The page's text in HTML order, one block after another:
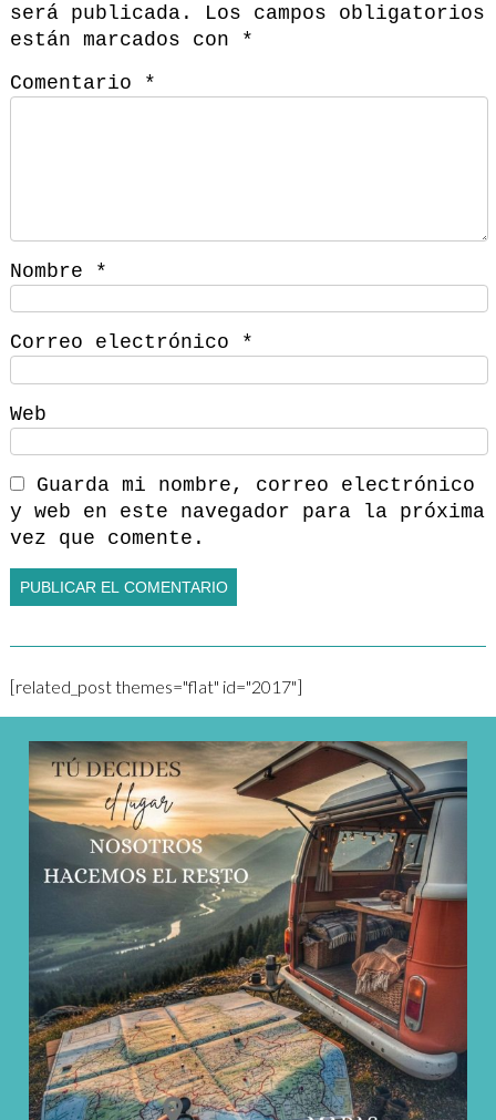
será publicada.
Los campos obligatorios
están marcados con
*
Comentario
*
Nombre *
Correo electrónico *
Web
Guarda mi nombre, correo electrónico
y web en este navegador para la próxima
vez que comente.
[related_post themes="flat" id="2017"]